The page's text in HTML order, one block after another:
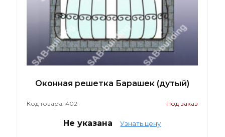
Оконная решетка Барашек (дутый)
Код товара: 402 Под заказ
Не указана Узнать цену